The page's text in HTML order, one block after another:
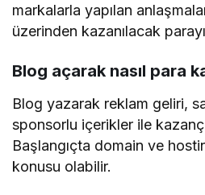
markalarla yapılan
üzerinden kazanılacak
Blog açarak nasıl para
Blog yazarak reklam geliri,
sponsorlu içerikler ile
Başlangıçta domain ve
konusu olabilir.